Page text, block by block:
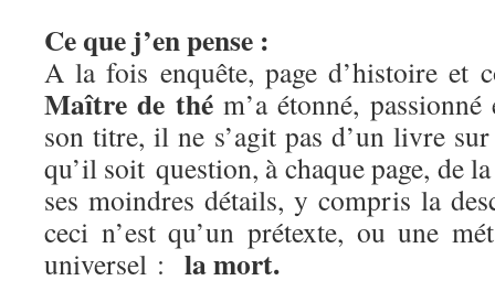
Ce que j’en pense :
A la fois enquête, page d’histoire et
Maître de thém’a étonné,
son titre, il ne s’agit pas d’un livre
qu’il soit question, à chaque page, de
ses moindres détails, y compris la
ceci n’est qu’un prétexte, ou une
universel : la mort.